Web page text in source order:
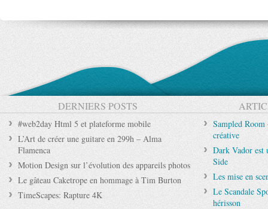
DERNIERS POSTS
#web2day Html 5 et plateforme mobile
L’Art de créer une guitare en 299h – Alma
Flamenca
Motion Design sur l’évolution des appareils photos
Le gâteau Caketrope en hommage à Tim Burton
TimeScapes: Rapture 4K
Sampled Room
créative
Dark Vador est
Side
Les mise en
Le Scandale
hérisson